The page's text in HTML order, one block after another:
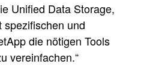
Unified Data Storage,
und
die nötigen Tools
vereinfachen.“